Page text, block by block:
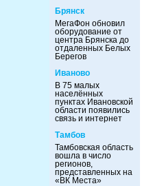
Брянск
МегаФон обновил
оборудование от
центра Брянска до
отдаленных Белых
Берегов
Иваново
В 75 малых
населённых
пунктах Ивановской
области появились
связь и интернет
Тамбов
Тамбовская область
вошла в число
регионов,
представленных на
«ВК Места»